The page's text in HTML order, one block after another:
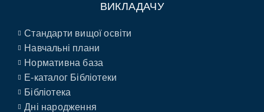
ВИКЛАДАЧУ
Стандарти вищої освіти
Навчальні плани
Нормативна база
E-каталог Бібліотеки
Бібліотека
Дні народження